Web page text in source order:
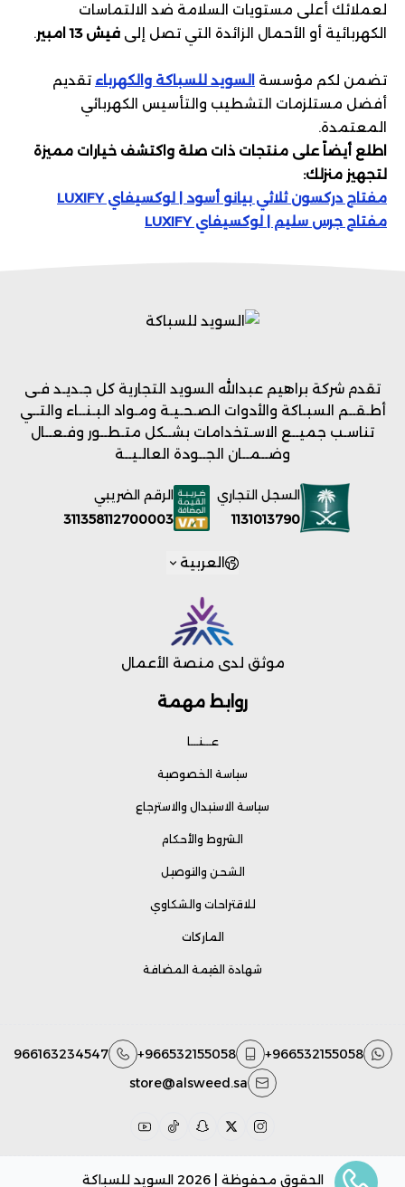
لعملائك أعلى مستويات السلامة ضد الالتماسات
الكهربائية أو الأحمال الزائدة التي تصل إلى فيش 13 امبير .
تضمن لكم مؤسسة السويد للسباكة والكهرباء تقديم
أفضل مستلزمات التشطيب والتأسيس الكهربائي
المعتمدة.
اطلع أيضاً على منتجات ذات صلة واكتشف خيارات مميزة
لتجهيز منزلك:
مفتاح دركسون ثلاثي بيانو أسود | لوكسيفاي LUXIFY
مفتاح جرس سليم | لوكسيفاي LUXIFY
روابط مهمة
عـــنـــا
سياسة الخصوصية
سياسة الاستبدال والاسترجاع
الشروط والأحكام
الشحن والتوصيل
للاقتراحات والشكاوي
الماركات
شهادة القيمة المضافة
تقدم شركة براهيم عبدالله السويد التجارية كل جـديـد فـى
أطـقــم السبـاكة والأدوات الصـحـيـة ومـواد البـنــاء والتــي
تناسـب جميــع الاسـتخدامات بشــكل متـطــور وفـعــال
وضــمــان الجــودة العالـيــة
السجل التجاري
1131013790
الرقم الضريبي
311358112700003
العربية
موثق لدى منصة الأعمال
+966532155058
+966532155058
966163234547
store@alsweed.sa
الحقوق محفوظة | 2026 السويد للسباكة